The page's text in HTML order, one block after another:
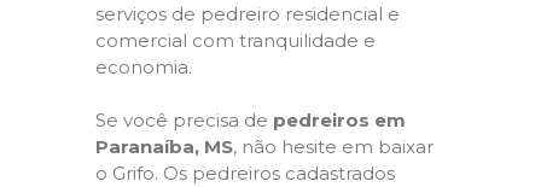
serviços de pedreiro residencial e
comercial com tranquilidade e
economia.
Se você precisa de pedreiros em
Paranaíba, MS, não hesite em baixar
o Grifo. Os pedreiros cadastrados